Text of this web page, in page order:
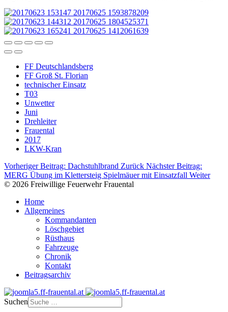
FF Deutschlandsberg
FF Groß St. Florian
technischer Einsatz
T03
Unwetter
Juni
Drehleiter
Frauental
2017
LKW-Kran
Vorheriger Beitrag: Dachstuhlbrand Zurück Nächster Beitrag:
MERG Übung im Klettersteig Spielmäuer mit Einsatzfall Weiter
© 2026 Freiwillige Feuerwehr Frauental
Home
Allgemeines
Kommandanten
Löschgebiet
Rüsthaus
Fahrzeuge
Chronik
Kontakt
Beitragsarchiv
Suchen